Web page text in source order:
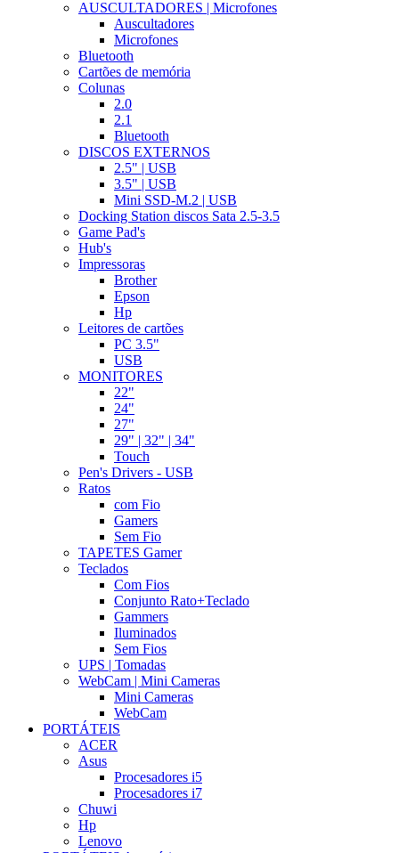
AUSCULTADORES | Microfones
Auscultadores
Microfones
Bluetooth
Cartões de memória
Colunas
2.0
2.1
Bluetooth
DISCOS EXTERNOS
2.5" | USB
3.5" | USB
Mini SSD-M.2 | USB
Docking Station discos Sata 2.5-3.5
Game Pad's
Hub's
Impressoras
Brother
Epson
Hp
Leitores de cartões
PC 3.5"
USB
MONITORES
22"
24"
27"
29" | 32" | 34"
Touch
Pen's Drivers - USB
Ratos
com Fio
Gamers
Sem Fio
TAPETES Gamer
Teclados
Com Fios
Conjunto Rato+Teclado
Gammers
Iluminados
Sem Fios
UPS | Tomadas
WebCam | Mini Cameras
Mini Cameras
WebCam
PORTÁTEIS
ACER
Asus
Procesadores i5
Procesadores i7
Chuwi
Hp
Lenovo